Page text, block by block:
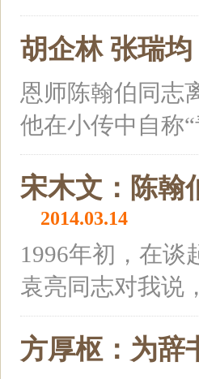
胡企林 张瑞均
恩师陈翰伯同志
他在小传中自称
宋木文：陈翰
2014.03.14
1996年初，在谈
袁亮同志对我说
方厚枢：为辞